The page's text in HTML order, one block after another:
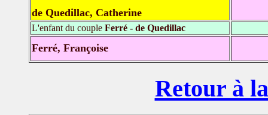
de Quedillac, Catherine
L'enfant du couple Ferré - de Quedillac
Ferré, Françoise
Retour à